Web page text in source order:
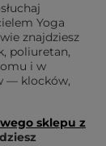
Yoga
znajdziesz
poliuretan,
i w
— klocków,
sklepu z